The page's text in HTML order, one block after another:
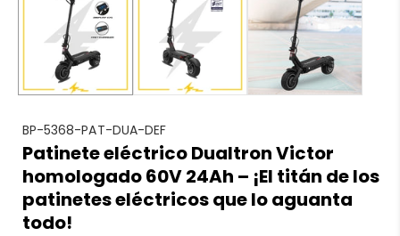
S
K
U
:
BP-5368-PAT-DUA-DEF
Patinete eléctrico Dualtron Victor
homologado 60V 24Ah – ¡El titán de los
patinetes eléctricos que lo aguanta
todo!